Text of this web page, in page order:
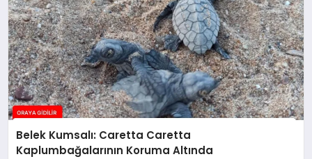
Belek Kumsalı: Caretta Caretta
Kaplumbağalarının Koruma Altında